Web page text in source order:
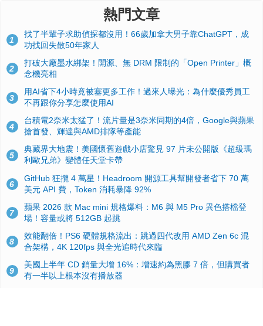
熱門文章
1
找了半輩子求助偵探都沒用！66歲加拿大男子靠ChatGPT，成
功找回失散50年家人
2
打破大廠墨水綁架！開源、無 DRM 限制的「Open Printer」概
念機亮相
3
用AI省下4小時竟被塞更多工作！過來人曝光：為什麼優秀員工
不再跟你分享怎麼使用AI
4
台積電2奈米太猛了！流片量是3奈米同期的4倍，Google與蘋果
搶首發、輝達與AMD排隊等產能
5
典藏界大地震！美國懷舊遊戲小店驚見 97 片未公開版《超級瑪
利歐兄弟》變體任天堂卡帶
6
GitHub 狂攬 4 萬星！Headroom 開源工具幫開發者省下 70 萬
美元 API 費，Token 消耗暴降 92%
7
蘋果 2026 款 Mac mini 規格爆料：M6 與 M5 Pro 異色搭檔登
場！容量或將 512GB 起跳
8
效能翻倍！PS6 硬體規格流出：跳過四代改用 AMD Zen 6c 混
合架構，4K 120fps 與全光追時代來臨
9
美國上半年 CD 銷量大增 16%：增速約為黑膠 7 倍，但購買者
有一半以上根本沒有播放器